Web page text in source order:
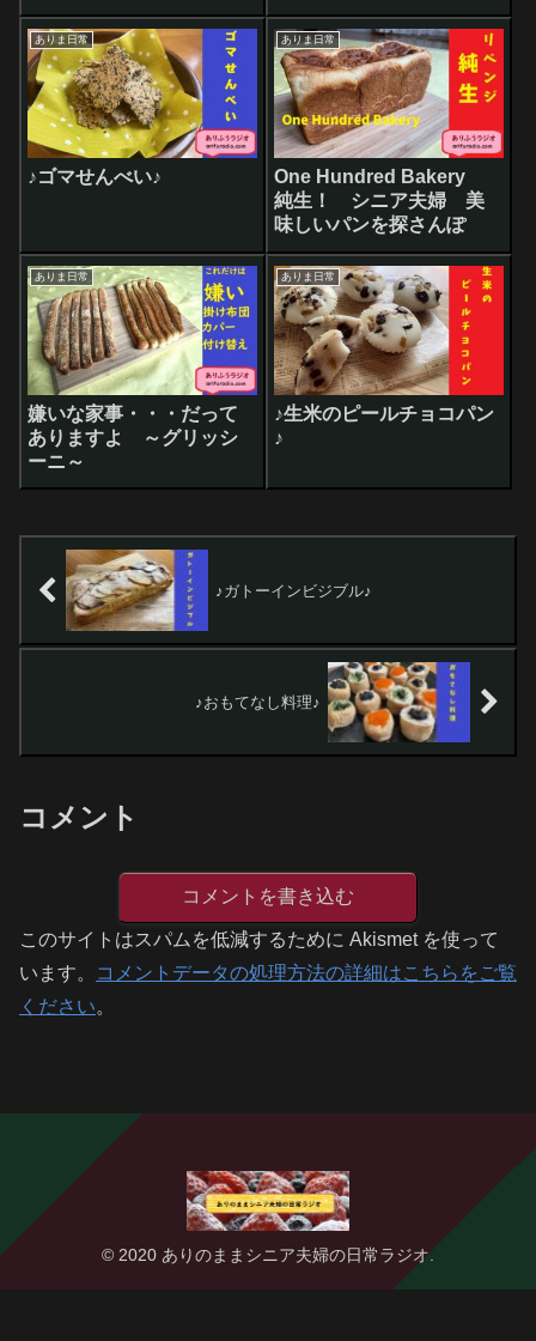
ありま日常
♪ゴマせんべい♪
ありま日常
One Hundred Bakery
純生！ シニア夫婦 美
味しいパンを探さんぽ
ありま日常
嫌いな家事・・・だって
ありますよ ～グリッシ
ーニ～
ありま日常
♪生米のピールチョコパン
♪
♪ガトーインビジブル♪
♪おもてなし料理♪
コメント
コメントを書き込む
このサイトはスパムを低減するために Akismet を使って
います。
コメントデータの処理方法の詳細はこちらをご覧
ください。
© 2020 ありのままシニア夫婦の日常ラジオ.